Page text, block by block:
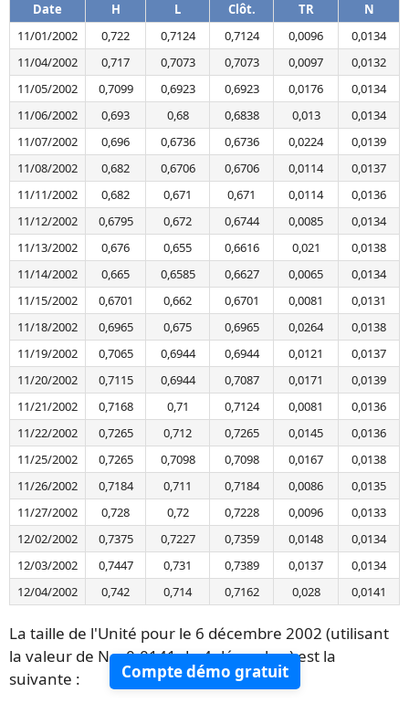
Date H L Clôt. TR
N
11/01/2002
0,722 0,7124 0,7124 0,0096
0,0134
11/04/2002
0,717 0,7073 0,7073 0,0097
0,0132
11/05/2002
0,7099 0,6923 0,6923 0,0176
0,0134
11/06/2002
0,693 0,68 0,6838 0,013
0,0134
11/07/2002
0,696 0,6736 0,6736 0,0224
0,0139
11/08/2002
0,682 0,6706 0,6706 0,0114
0,0137
11/11/2002
0,682 0,671 0,671 0,0114
0,0136
11/12/2002
0,6795 0,672 0,6744 0,0085
0,0134
11/13/2002
0,676 0,655 0,6616 0,021
0,0138
11/14/2002
0,665 0,6585 0,6627 0,0065
0,0134
11/15/2002
0,6701 0,662 0,6701 0,0081
0,0131
11/18/2002
0,6965 0,675 0,6965 0,0264
0,0138
11/19/2002
0,7065 0,6944 0,6944 0,0121
0,0137
11/20/2002
0,7115 0,6944 0,7087 0,0171
0,0139
11/21/2002
0,7168 0,71 0,7124 0,0081
0,0136
11/22/2002
0,7265 0,712 0,7265 0,0145
0,0136
11/25/2002
0,7265 0,7098 0,7098 0,0167
0,0138
11/26/2002
0,7184 0,711 0,7184 0,0086
0,0135
11/27/2002
0,728 0,72 0,7228 0,0096
0,0133
12/02/2002
0,7375 0,7227 0,7359 0,0148
0,0134
12/03/2002
0,7447 0,731 0,7389 0,0137
0,0134
12/04/2002
0,742 0,714 0,7162 0,028 0,0141
La taille de l'Unité pour le 6 décembre 2002 (utilisant
la valeur de N = 0,0141 du 4 décembre) est la
suivante :
Compte démo gratuit